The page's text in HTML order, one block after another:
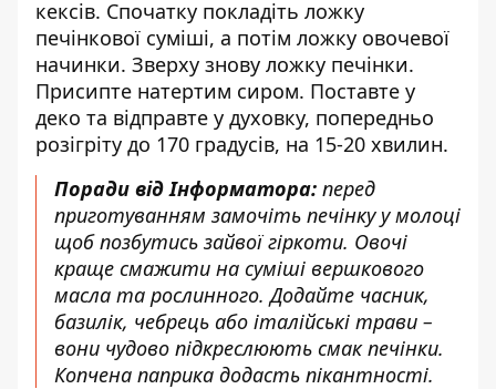
кексів. Спочатку покладіть ложку
печінкової суміші, а потім ложку овочевої
начинки. Зверху знову ложку печінки.
Присипте натертим сиром. Поставте у
деко та відправте у духовку, попередньо
розігріту до 170 градусів, на 15-20 хвилин.
Поради від Інформатора: перед
приготуванням замочіть печінку у молоці
щоб позбутись зайвої гіркоти. Овочі
краще смажити на суміші вершкового
масла та рослинного. Додайте часник,
базилік, чебрець або італійські трави –
вони чудово підкреслюють смак печінки.
Копчена паприка додасть пікантності.